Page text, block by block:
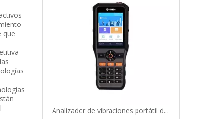
que
Analizador de vibraciones portátil de un solo canal RH712